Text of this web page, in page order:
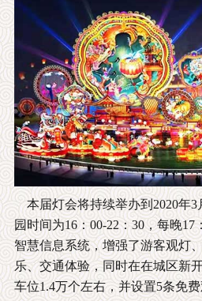
本届灯会将持续举办到2020年
园时间为16：00-22：30，每晚17
智慧信息系统，增强了游客观灯
乐、交通体验，同时在在城区新
车位1.4万个左右，并设置5条免费